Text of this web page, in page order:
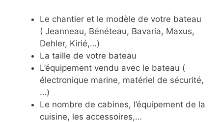
Le chantier et le modèle de votre bateau
( Jeanneau, Bénéteau, Bavaria, Maxus,
Dehler, Kirié,…)
La taille de votre bateau
L’équipement vendu avec le bateau (
électronique marine, matériel de sécurité,
…)
Le nombre de cabines, l’équipement de la
cuisine, les accessoires,…